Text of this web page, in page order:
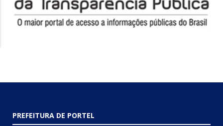
PREFEITURA DE PORTEL